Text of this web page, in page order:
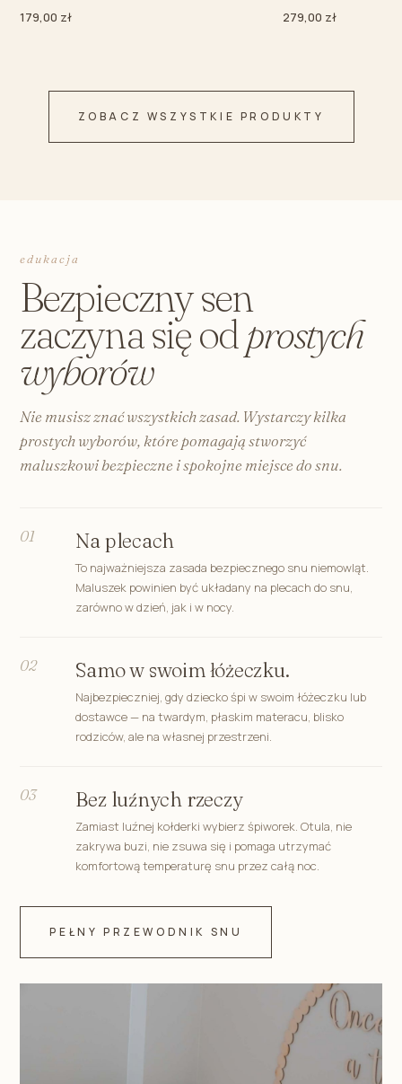
179,00 zł 279,00 zł
ZOBACZ WSZYSTKIE PRODUKTY
edukacja
Bezpieczny sen
zaczyna się od prostych
wyborów
Nie musisz znać wszystkich zasad. Wystarczy kilka
prostych wyborów, które pomagają stworzyć
maluszkowi bezpieczne i spokojne miejsce do snu.
01 Na plecach
To najważniejsza zasada bezpiecznego snu niemowląt.
Maluszek powinien być układany na plecach do snu,
zarówno w dzień, jak i w nocy.
02 Samo w swoim łóżeczku.
Najbezpieczniej, gdy dziecko śpi w swoim łóżeczku lub
dostawce — na twardym, płaskim materacu, blisko
rodziców, ale na własnej przestrzeni.
03 Bez luźnych rzeczy
Zamiast luźnej kołderki wybierz śpiworek. Otula, nie
zakrywa buzi, nie zsuwa się i pomaga utrzymać
komfortową temperaturę snu przez całą noc.
PEŁNY PRZEWODNIK SNU